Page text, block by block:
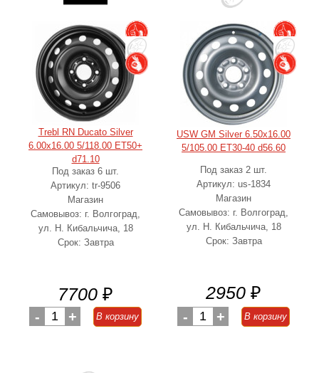
Trebl RN Ducato Silver
6.00x16.00 5/118.00 ET50+
d71.10
Под заказ 6 шт.
Артикул: tr-9506
Магазин
Самовывоз: г. Волгоград,
ул. Н. Кибальчича, 18
Срок: Завтра
7700 ₽
- 1 + В корзину
USW GM Silver 6.50x16.00
5/105.00 ET30-40 d56.60
Под заказ 2 шт.
Артикул: us-1834
Магазин
Самовывоз: г. Волгоград,
ул. Н. Кибальчича, 18
Срок: Завтра
2950 ₽
- 1 + В корзину